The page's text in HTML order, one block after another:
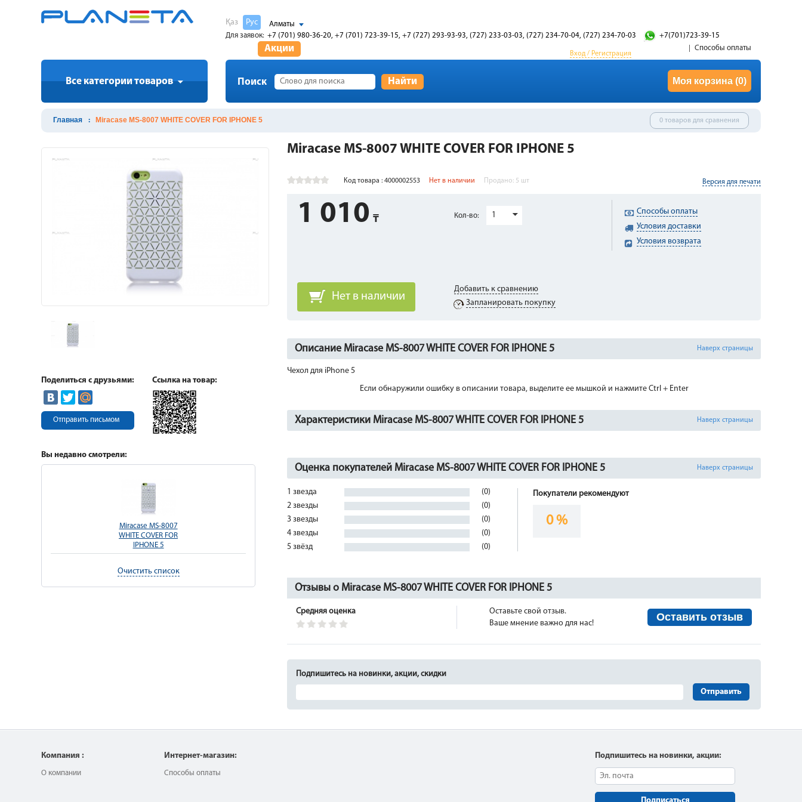
Қаз Рус
Алматы
Для заявок: +7 (701) 980-36-20, +7 (701) 723-39-15, +7 (727) 293-93-93, (727) 233-03-03, (727) 234-70-04, (727) 234-70-03 +7(701)723-39-15
Вход / Регистрация
Акции Способы оплаты
Все категории товаров Поиск Найти Моя корзина (0)
Главная Miracase MS-8007 WHITE COVER FOR IPHONE 5 0 товаров для сравнения
Поделиться с друзьями:
Отправить письмом
Ссылка на товар:
Вы недавно смотрели:
Miracase MS-8007
WHITE COVER FOR
IPHONE 5
Очистить список
Miracase MS-8007 WHITE COVER FOR IPHONE 5
Код товара : 4000002553 Нет в наличии Продано: 5 шт Версия для печати
1 010
Нет в наличии
Кол-во: 1
Добавить к сравнению
Запланировать покупку
Способы оплаты
Условия доставки
Условия возврата
Описание Miracase MS-8007 WHITE COVER FOR IPHONE 5 Наверх страницы
Чехол для iPhone 5
Если обнаружили ошибку в описании товара, выделите ее мышкой и нажмите Ctrl + Enter
Характеристики Miracase MS-8007 WHITE COVER FOR IPHONE 5 Наверх страницы
Оценка покупателей Miracase MS-8007 WHITE COVER FOR IPHONE 5 Наверх страницы
1 звезда
(0)
2 звезды
(0)
3 звезды
(0)
4 звезды
(0)
5 звёзд
(0)
Покупатели рекомендуют
0 %
Отзывы о Miracase MS-8007 WHITE COVER FOR IPHONE 5
Средняя оценка
Оставьте свой отзыв.
Ваше мнение важно для нас!
Оставить отзыв
Подпишитесь на новинки, акции, скидки
Отправить
Компания :
О компании
Интернет-магазин:
Способы оплаты
Подпишитесь на новинки, акции: